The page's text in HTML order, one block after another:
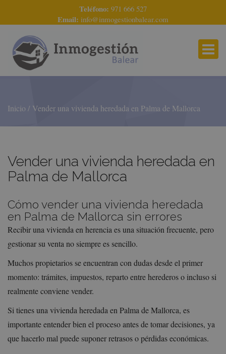
Teléfono: 971 666 527
Email: info@inmogestionbalear.com
Inicio Vender una vivienda heredada en Palma de Mallorca
Vender una vivienda heredada en
Palma de Mallorca
Cómo vender una vivienda heredada
en Palma de Mallorca sin errores
Recibir una vivienda en herencia es una situación frecuente, pero
gestionar su venta no siempre es sencillo.
Muchos propietarios se encuentran con dudas desde el primer
momento: trámites, impuestos, reparto entre herederos o incluso si
realmente conviene vender.
Si tienes una vivienda heredada en Palma de Mallorca, es
importante entender bien el proceso antes de tomar decisiones, ya
que hacerlo mal puede suponer retrasos o pérdidas económicas.